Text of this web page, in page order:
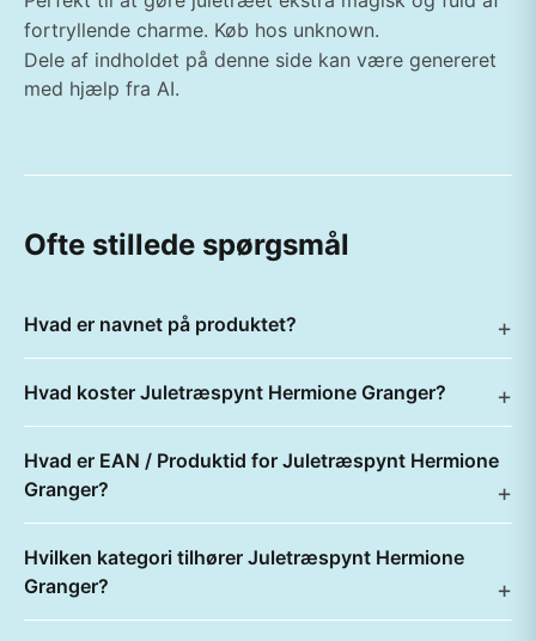
fortryllende charme. Køb hos unknown.
Dele af indholdet på denne side kan være genereret
med hjælp fra AI.
Ofte stillede spørgsmål
Hvad er navnet på produktet?
Hvad koster Juletræspynt Hermione Granger?
Hvad er EAN / Produktid for Juletræspynt Hermione
Granger?
Hvilken kategori tilhører Juletræspynt Hermione
Granger?